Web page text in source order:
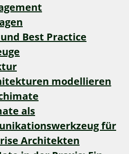
Best Practice
modellieren
als
für
Architekten